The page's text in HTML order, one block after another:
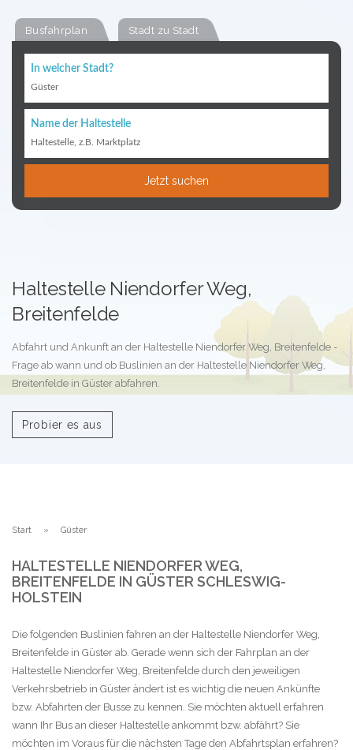
Busfahrplan Stadt zu Stadt
In welcher Stadt?
Güster
Name der Haltestelle
Haltestelle, z.B. Marktplatz
Jetzt suchen
Haltestelle Niendorfer Weg,
Breitenfelde
Abfahrt und Ankunft an der Haltestelle Niendorfer Weg, Breitenfelde -
Frage ab wann und ob Buslinien an der Haltestelle Niendorfer Weg,
Breitenfelde in Güster abfahren.
Probier es aus
Start Güster
HALTESTELLE NIENDORFER WEG,
BREITENFELDE IN GÜSTER SCHLESWIG-
HOLSTEIN
Die folgenden Buslinien fahren an der Haltestelle Niendorfer Weg,
Breitenfelde in Güster ab. Gerade wenn sich der Fahrplan an der
Haltestelle Niendorfer Weg, Breitenfelde durch den jeweiligen
Verkehrsbetrieb in Güster ändert ist es wichtig die neuen Ankünfte
bzw. Abfahrten der Busse zu kennen. Sie möchten aktuell erfahren
wann Ihr Bus an dieser Haltestelle ankommt bzw. abfährt? Sie
möchten im Voraus für die nächsten Tage den Abfahrtsplan erfahren?